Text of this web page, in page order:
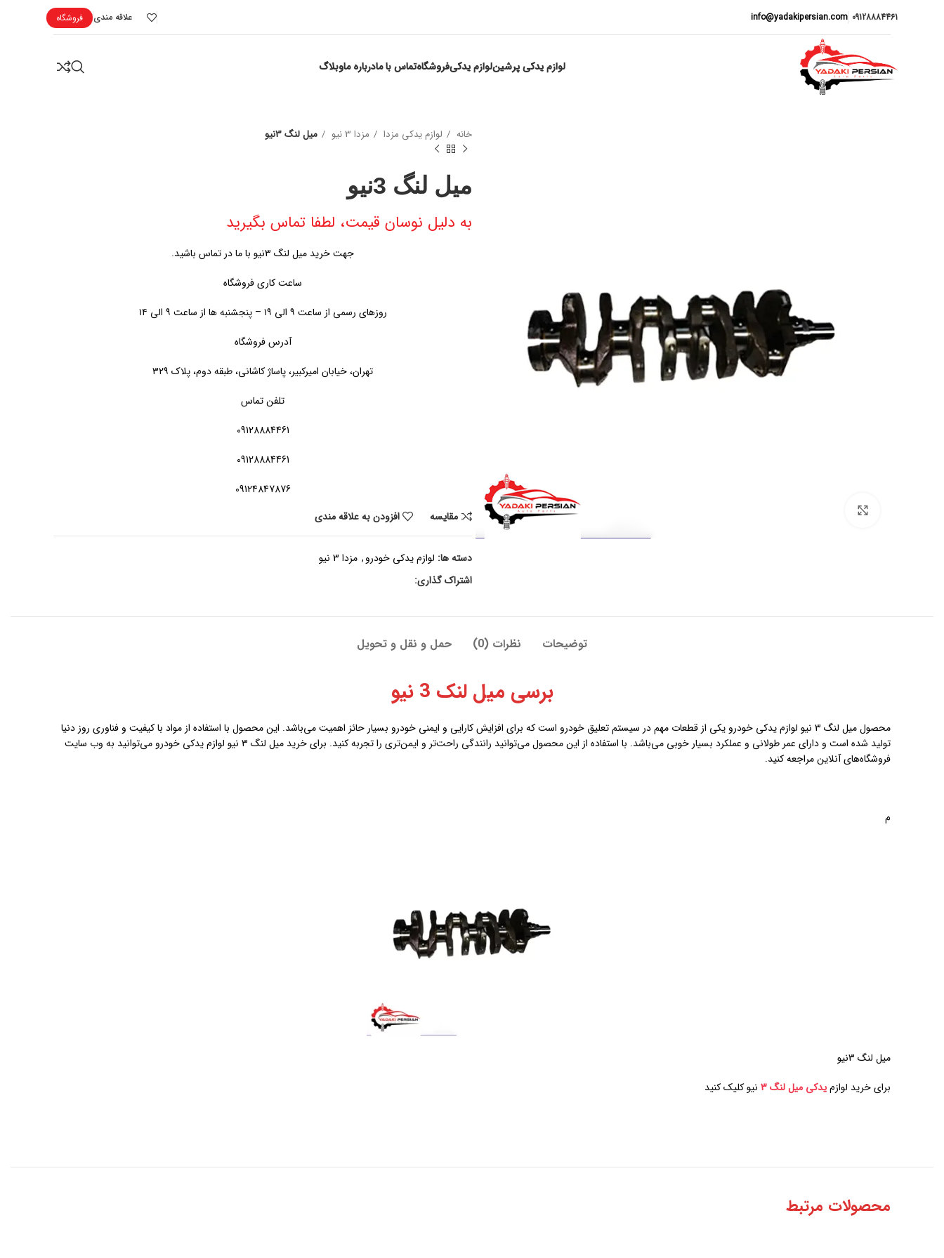
09128884461
info@yadakipersian.com علاقه مندی فروشگاه
لوازم یدکی پرشینلوازم یدکیفروشگاهتماس با مادرباره ماوبلاگ
خانه لوازم یدکی مزدا مزدا 3 نیو میل لنگ 3نیو
میل لنگ 3نیو
به دلیل نوسان قیمت، لطفا تماس بگیرید
جهت خرید میل لنگ 3نیو با ما در تماس باشید.
ساعت کاری فروشگاه
روزهای رسمی از ساعت ۹ الی ۱۹ – پنجشنبه ها از ساعت ۹ الی ۱۴
آدرس فروشگاه
تهران، خیابان امیرکبیر، پاساژ کاشانی، طبقه دوم، پلاک ۳۲۹
تلفن تماس
09128884461
09128884461
09124847876
مقايسه
افزودن به علاقه مندی
دسته ها: لوازم یدکی خودرو, مزدا 3 نیو
اشتراک گذاری:
توضیحات نظرات (0) حمل و نقل و تحویل
برسی میل لنک 3 نیو
محصول میل لنگ 3 نیو لوازم یدکی خودرو یکی از قطعات مهم در سیستم تعلیق خودرو است که برای افزایش کارایی و ایمنی خودرو بسیار حائز اهمیت می‌باشد. این محصول با استفاده از مواد با کیفیت و فناوری روز دنیا
تولید شده است و دارای عمر طولانی و عملکرد بسیار خوبی می‌باشد. با استفاده از این محصول می‌توانید رانندگی راحت‌تر و ایمن‌تری را تجربه کنید. برای خرید میل لنگ 3 نیو لوازم یدکی خودرو می‌توانید به وب سایت
فروشگاه‌های آنلاین مراجعه کنید.
م
میل لنگ 3نیو
برای خرید لوازمیدکی میل لنگ 3 نیو کلیک کنید
محصولات مرتبط